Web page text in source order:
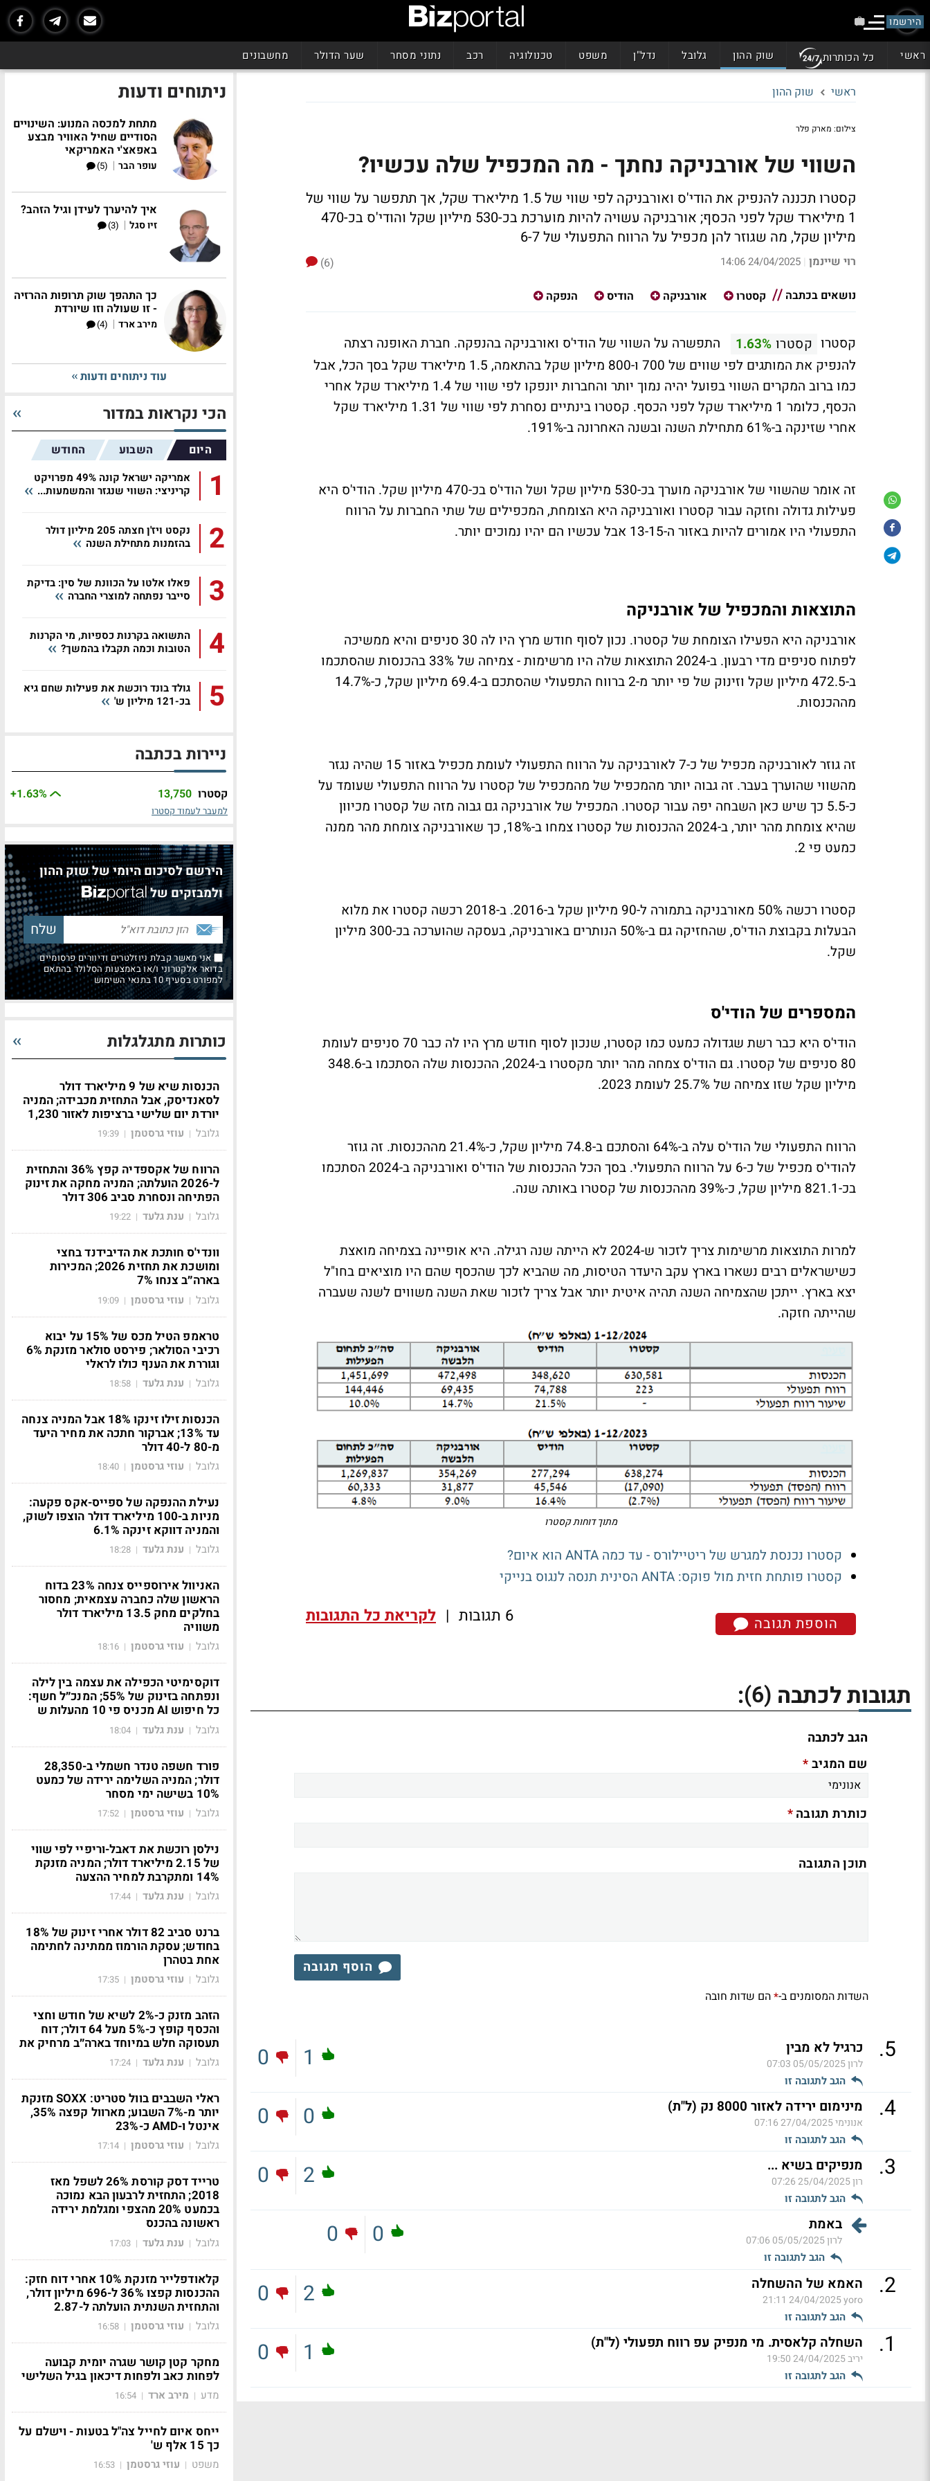
הירשמו
ראשי כל הכותרות שוק ההון גלובל נדל"ן משפט טכנולוגיה רכב נתוני מסחר שער הדולר מחשבונים
ראשי שוק ההון
צילום: מארק פלר
השווי של אורבניקה נחתך - מה המכפיל שלה עכשיו?
קסטרו תכננה להנפיק את הודי'ס ואורבניקה לפי שווי של 1.5 מיליארד שקל, אך תתפשר על שווי של
1 מיליארד שקל לפני הכסף; אורבניקה עשויה להיות מוערכת בכ-530 מיליון שקל והודי'ס בכ-470
מיליון שקל, מה שגוזר להן מכפיל על הרווח התפעולי של 6-7
רוי שיינמן |
24/04/2025 14:06
(6)
נושאים בכתבה
קסטרו אורבניקה הודיס הנפקה
קסטרו קסטרו 1.63%
התפשרה על השווי של הודי'ס ואורבניקה בהנפקה. חברת האופנה רצתה
להנפיק את המותגים לפי שווים של 700 ו-800 מיליון שקל בהתאמה, 1.5 מיליארד שקל בסך הכל, אבל
כמו ברוב המקרים השווי בפועל יהיה נמוך יותר והחברות יונפקו לפי שווי של 1.4 מיליארד שקל אחרי
הכסף, כלומר 1 מיליארד שקל לפני הכסף. קסטרו בינתיים נסחרת לפי שווי של 1.31 מיליארד שקל
אחרי שזינקה ב-61% מתחילת השנה ובשנה האחרונה ב-191%.
זה אומר שהשווי של אורבניקה מוערך בכ-530 מיליון שקל ושל הודי'ס בכ-470 מיליון שקל. הודי'ס היא
פעילות גדולה וחזקה עבור קסטרו ואורבניקה היא הצומחת, המכפילים של שתי החברות על הרווח
התפעולי היו אמורים להיות באזור ה-13-15 אבל עכשיו הם יהיו נמוכים יותר.
התוצאות והמכפיל של אורבניקה
אורבניקה היא הפעילו הצומחת של קסטרו. נכון לסוף חודש מרץ היו לה 30 סניפים והיא ממשיכה
לפתוח סניפים מדי רבעון. ב-2024 התוצאות שלה היו מרשימות - צמיחה של 33% בהכנסות שהסתכמו
ב-472.5 מיליון שקל וזינוק של פי יותר מ-2 ברווח התפעולי שהסתכם ב-69.4 מיליון שקל, כ-14.7%
מההכנסות.
זה גוזר לאורבניקה מכפיל של כ-7 לאורבניקה על הרווח התפעולי לעומת מכפיל באזור 15 שהיה נגזר
מהשווי שהוערך בעבר. זה גבוה יותר מהמכפיל של מהמכפיל של קסטרו על הרווח התפעולי שעומד על
כ-5.5 כך שיש כאן השבחה יפה עבור קסטרו. המכפיל של אורבניקה גם גבוה מזה של קסטרו מכיוון
שהיא צומחת מהר יותר, ב-2024 ההכנסות של קסטרו צמחו ב-18%, כך שאורבניקה צומחת מהר ממנה
כמעט פי 2.
קסטרו רכשה 50% מאורבניקה בתמורה ל-90 מיליון שקל ב-2016. ב-2018 רכשה קסטרו את מלוא
הבעלות בקבוצת הודי'ס, שהחזיקה גם ב-50% הנותרים באורבניקה, בעסקה שהוערכה בכ-300 מיליון
שקל.
המספרים של הודי'ס
הודי'ס היא כבר רשת שגדולה כמעט כמו קסטרו, שנכון לסוף חודש מרץ היו לה כבר 70 סניפים לעומת
80 סניפים של קסטרו. גם הודי'ס צמחה מהר יותר מקסטרו ב-2024, ההכנסות שלה הסתכמו ב-348.6
מיליון שקל שזו צמיחה של 25.7% לעומת 2023.
הרווח התפעולי של הודי'ס עלה ב-64% והסתכם ב-74.8 מיליון שקל, כ-21.4% מההכנסות. זה גוזר
להודי'ס מכפיל של כ-6 על הרווח התפעולי. בסך הכל ההכנסות של הודי'ס ואורבניקה ב-2024 הסתכמו
בכ-821.1 מיליון שקל, כ-39% מההכנסות של קסטרו באותה שנה.
למרות התוצאות מרשימות צריך לזכור ש-2024 לא הייתה שנה רגילה. היא אופיינה בצמיחה מואצת
כשישראלים רבים נשארו בארץ עקב היעדר הטיסות, מה שהביא לכך שהכסף שהם היו מוציאים בחו"ל
יצא בארץ. ייתכן שהצמיחה השנה תהיה איטית יותר אבל צריך לזכור שאת השנה משווים לשנה שעברה
שהייתה חזקה.
מתוך דוחות קסטרו
קסטרו נכנסת למגרש של ריטיילורס - עד כמה ANTA הוא איום?
קסטרו פותחת חזית מול פוקס: ANTA הסינית תנסה לנגוס בנייקי
הוספת תגובה 6 תגובות | לקריאת כל התגובות
תגובות לכתבה (6)
:
הגב לכתבה
שם המגיב*
כותרת תגובה*
תוכן התגובה
הוסף תגובה
השדות המסומנים ב-*הם שדות חובה
5
. כרגיל לא מבין
לרון05/05/2025 07:03
הגב לתגובה זו
1
0
4
. מינימום ירידה לאזור 8000 נק (ל"ת)
אנונימי27/04/2025 07:16
הגב לתגובה זו
0
0
3
. מנפיקים בשיא ...
רון25/04/2025 07:26
הגב לתגובה זו
2
0
באמת
לרון05/05/2025 07:06
הגב לתגובה זו
0
0
2
. האמא של ההשחלה
yoro
24/04/2025 21:11
הגב לתגובה זו
2
0
1
. השחלה קלאסית. מי מנפיק עפ רווח תפעולי (ל"ת)
יריב24/04/2025 19:50
הגב לתגובה זו
1
0
ניתוחים ודעות
מתחת למכסה המנוע: השינויים
הסודיים שחיל האוויר מבצע
באפאצ'י האמריקאי
עופר הבר |
(5)
איך להיערך לעידן וגיל הזהב?
זיו סגל |
(3)
כך התהפך שוק תרופות ההרזיה
- זו שעולה וזו שיורדת
מירב ארד |
(4)
עוד ניתוחים ודעות
הכי נקראות במדור
היום השבוע החודש
1
אמריקה ישראל קונה 49% מפרויקט
קריניצי: השווי שנגזר והמשמעות...
2
נקסט ויז'ן חצתה 205 מיליון דולר
בהזמנות מתחילת השנה
3
פאלו אלטו על הכוונת של סין: בדיקת
סייבר נפתחה למוצרי החברה
4
התשואה בקרנות כספיות, מי הקרנות
הטובות וכמה תקבלו בהמשך?
5
גולד בונד רוכשת את פעילות שחם גיא
בכ-121 מיליון ש'
ניירות בכתבה
קסטרו 13,750
+1.63%
למעבר לעמוד קסטרו
הירשם לסיכום היומי של שוק ההון
ולמבזקים של
אני מאשר קבלת ניוזלטרים ודיוורים פרסומיים
בדואר אלקטרוני ו/או באמצעות הסלולר בהתאם
למפורט בסעיף 10 בתנאי השימוש
כותרות מתגלגלות
הכנסות שיא של 9 מיליארד דולר
לסאנדיסק, אבל התחזית מכבידה; המניה
יורדת יום שלישי ברציפות לאזור 1,230
גלובל | עוזי גרסטמן |
19:39
הרווח של אקספדיה קפץ 36% והתחזית
ל-2026 הועלתה; המניה מחקה את זינוק
הפתיחה ונסחרת סביב 306 דולר
גלובל | ענת גלעד |
19:22
וונדי'ס חותכת את הדיבידנד בחצי
ומושכת את תחזית 2026; המכירות
בארה״ב צנחו 7%
גלובל | עוזי גרסטמן |
19:09
טראמפ הטיל מכס של 15% על יבוא
רכיבי הסולאר; פירסט סולאר מזנקת 6%
וגוררת את הענף כולו לראלי
גלובל | ענת גלעד |
18:58
הכנסות זילו זינקו 18% אבל המניה צנחה
עד 13%; אברקור חתכה את מחיר היעד
מ-80 ל-40 דולר
גלובל | עוזי גרסטמן |
18:40
נעילת ההנפקה של ספייס-אקס פקעה:
מניות ב-100 מיליארד דולר הוצפו לשוק,
והמניה דווקא זינקה 6.1%
גלובל | ענת גלעד |
18:28
האניוול אירוספייס צנחה 23% בדוח
הראשון שלה כחברה עצמאית; מחסור
בחלקים מחק 13.5 מיליארד דולר
משוויה
גלובל | עוזי גרסטמן |
18:16
דוקסימיטי הכפילה את עצמה בין לילה
ונפתחה בזינוק של 55%; המנכ״ל חשף:
כל חיפוש AI מכניס פי 10 מהעלות ש
גלובל | ענת גלעד |
18:04
פורד חשפה טנדר חשמלי ב-28,350
דולר; המניה השלימה ירידה של כמעט
10% בשישה ימי מסחר
גלובל | עוזי גרסטמן |
17:52
נילסן רוכשת את דאבל-וריפיי לפי שווי
של 2.15 מיליארד דולר; המניה מזנקת
14% ומתקרבת למחיר ההצעה
גלובל | ענת גלעד |
17:44
ברנט סביב 82 דולר אחרי זינוק של 18%
בחודש; עסקת הורמוז ממתינה לחתימה
אחת בטהרן
גלובל | עוזי גרסטמן |
17:35
הזהב מזנק כ-2% לשיא של חודש וחצי
והכסף קופץ כ-5% מעל 64 דולר; דוח
תעסוקה חלש במיוחד בארה״ב מרחיק את
גלובל | ענת גלעד |
17:24
ראלי השבבים בוול סטריט: SOXX מזנקת
יותר מ-7% השבוע; מארוול קפצה 35%,
אינטל ו-AMD כ-23%
גלובל | עוזי גרסטמן |
17:14
טרייד דסק קורסת 26% לשפל מאז
2018; התחזית לרבעון הבא נמוכה
בכמעט 20% מהצפי ומגלמת ירידה
ראשונה בהכנס
גלובל | ענת גלעד |
17:03
קלאודפלייר מזנקת 10% אחרי דוח חזק:
ההכנסות קפצו 36% ל-696 מיליון דולר,
והתחזית השנתית הועלתה ל-2.87
גלובל | עוזי גרסטמן |
16:58
מחקר קטן קושר שגרה יומית קבועה
לפחות כאב ולפחות דיכאון בגיל השלישי
מדע | מירב ארד |
16:54
ייחס איום לחייל צה"ל בטעות - וישלם על
כך 15 אלף ש'
משפט | עוזי גרסטמן |
16:53